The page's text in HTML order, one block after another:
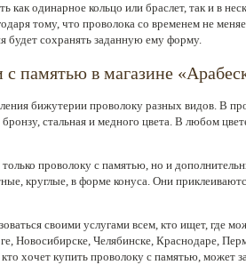
одинарное кольцо или браслет, так и в
тому, что проволока со временем не
будет сохранять заданную ему форму.
памятью в магазине
бижутерии проволоку разных видов. В
стальная и медного цвета. В любом
проволоку с памятью, но и
круглые, в форме конуса. Они
своими услугами всем, кто ищет, где
Новосибирске, Челябинске, Краснодаре,
хочет купить проволоку с памятью, может